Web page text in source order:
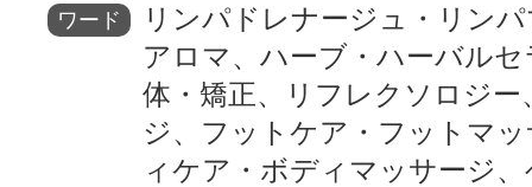
ワード
リンパドレナージュ・リン
アロマ、ハーブ・ハーバルセ
体・矯正、リフレクソロジー
ジ、フットケア・フットマ
ィケア・ボディマッサージ